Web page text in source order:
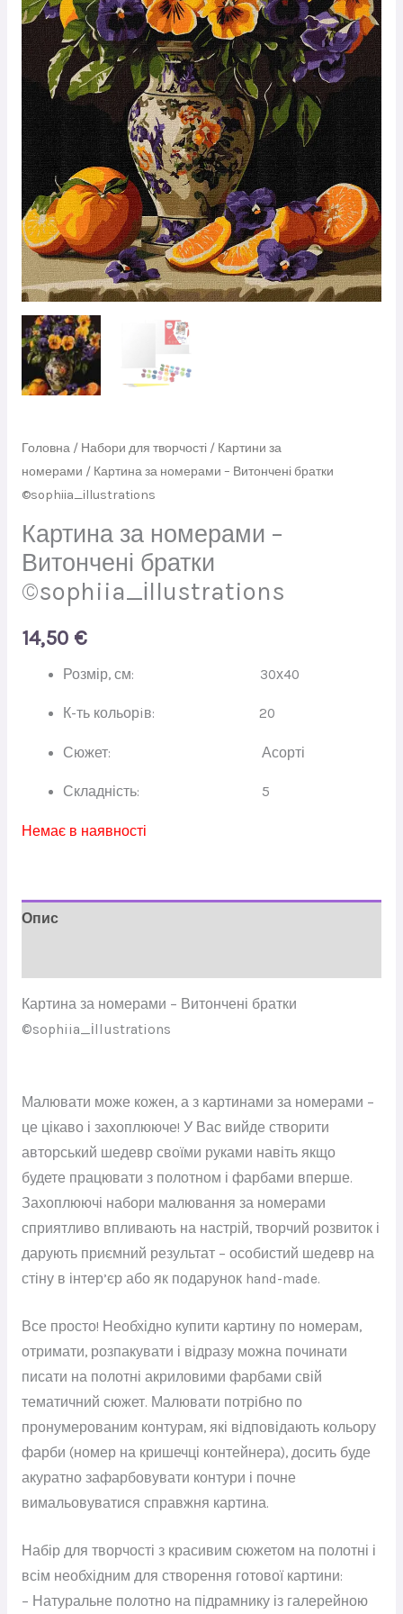
Головна/ Набори для творчості/ Картини за
номерами / Картина за номерами – Витончені братки
©sophiia_іllustrations
Картина за номерами –
Витончені братки
©sophiia_іllustrations
14,50 €
Розмір, см: 30х40
К-ть кольорiв: 20
Сюжет: Асорті
Складність: 5
Немає в наявності
Опис
Картина за номерами – Витончені братки
©sophiia_іllustrations
Малювати може кожен, а з картинами за номерами –
це цікаво і захоплююче! У Вас вийде створити
авторський шедевр своїми руками навіть якщо
будете працювати з полотном і фарбами вперше.
Захоплюючі набори малювання за номерами
сприятливо впливають на настрій, творчий розвиток і
дарують приємний результат – особистий шедевр на
стіну в інтер’єр або як подарунок hand-made.
Все просто! Необхідно купити картину по номерам,
отримати, розпакувати і відразу можна починати
писати на полотні акриловими фарбами свій
тематичний сюжет. Малювати потрібно по
пронумерованим контурам, які відповідають кольору
фарби (номер на кришечці контейнера), досить буде
акуратно зафарбовувати контури і почне
вимальовуватися справжня картина.
Набір для творчості з красивим сюжетом на полотні і
всім необхідним для створення готової картини:
– Натуральне полотно на підрамнику із галерейною